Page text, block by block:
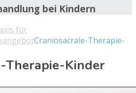
bei Kindern
für
Craniosacrale-Therapie-
Therapie-Kinder